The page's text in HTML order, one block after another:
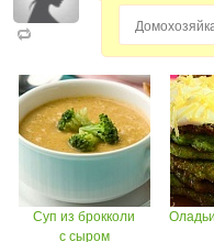
Суп из брокколи
с сыром